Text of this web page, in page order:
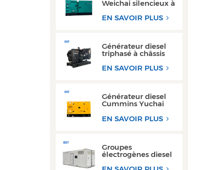
Weichai silencieux à
150 kVA à 200 kVA
EN SAVOIR PLUS
Générateur diesel
triphasé à châssis
ouvert haute
performance avec
EN SAVOIR PLUS
Générateur diesel
Cummins Yuchai
kW 200 kW pour
EN SAVOIR PLUS
Groupes
électrogènes diesel
de type conteneur